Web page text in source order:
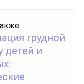
грудной
детей и